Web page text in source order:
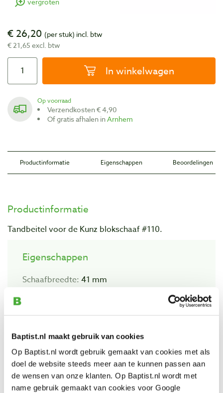
Baptist.nl maakt gebruik van cookies
Op Baptist.nl wordt gebruik gemaakt van cookies met als
doel de website steeds meer aan te kunnen passen aan
de wensen van onze klanten. Op Baptist.nl wordt met
name gebruik gemaakt van cookies voor Google
€ 26,20 (per stuk) incl. btw
€ 21,65 excl. btw
In winkelwagen
Op voorraad
Verzendkosten € 4,90
Of gratis afhalen inArnhem
Productinformatie Eigenschappen Beoordelingen
Productinformatie
Tandbeitel voor de Kunz blokschaaf #110.
Eigenschappen
Schaafbreedte: 41 mm
Beoordelingen